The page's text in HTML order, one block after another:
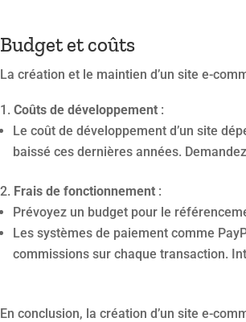
Budget et coûts
La création et le maintien d’un site e-
Coûts de développement :
Le coût de développement d’un site
baissé ces dernières années.
Frais de fonctionnement :
Prévoyez un budget pour le
Les systèmes de paiement comme
commissions sur chaque transaction.
En conclusion, la création d’un site e-